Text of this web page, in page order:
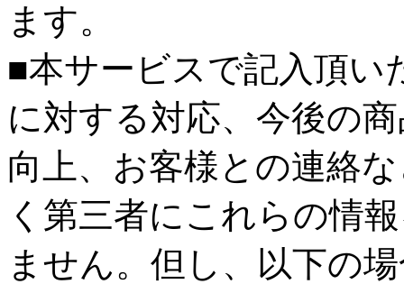
ます。
■本サービスで記入頂い
に対する対応、今後の
向上、お客様との連絡
く第三者にこれらの情
ません。但し、以下の